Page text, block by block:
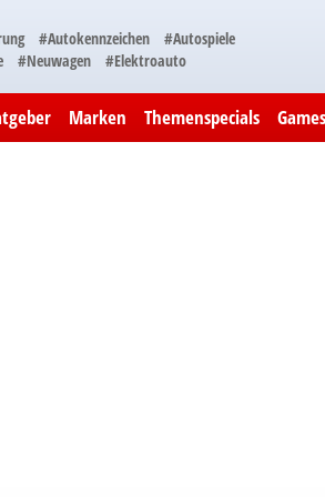
#Autokennzeichen
#Autospiele
#Neuwagen #Elektroauto
Marken Themenspecials Games